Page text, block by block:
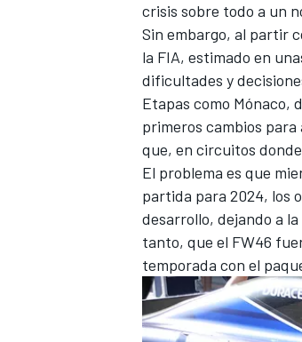
MÁS CATEGORÍAS
crisis sobre todo a un
Sin embargo, al partir
la FIA, estimado en
dificultades y
Etapas como Mónaco,
primeros cambios
que, en circuitos
El problema es que
partida para 2024, los
desarrollo, dejando a
tanto, que el FW46
temporada con el